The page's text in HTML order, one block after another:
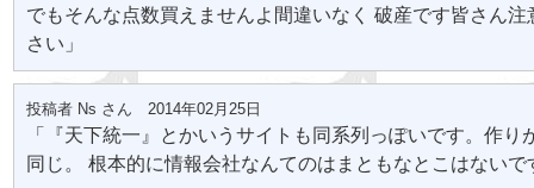
でもそんな点数買えませんよ間違いなく 破産です皆さん注
さい」
投稿者 Ns さん 2014年02月25日
「『天下統一』とかいうサイトも同系列っぽいです。作り
同じ。 根本的に情報会社なんてのはまともなとこはないで